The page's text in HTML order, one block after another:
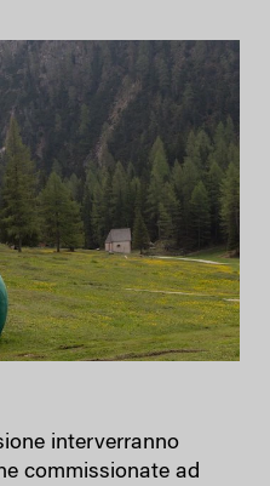
interverranno
commissionate ad